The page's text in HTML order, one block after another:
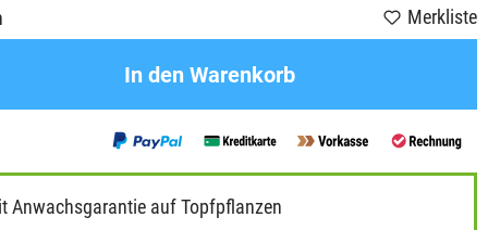
Merkliste
In den Warenkorb
Anwachsgarantie auf Topfpflanzen